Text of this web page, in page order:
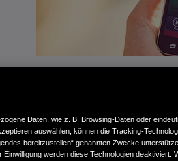
Daten, wie z. B. Browsing-Daten oder
auswählen, können die Tracking-
bereitzustellen“ genannten Zwecke
werden diese Technologien deaktiviert.